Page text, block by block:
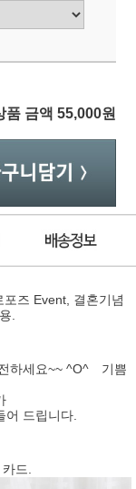
품 금액 55,000원
즈 Event, 결혼기념
.
하세요~~ ^O^ 기쁨
드립니다.
드.